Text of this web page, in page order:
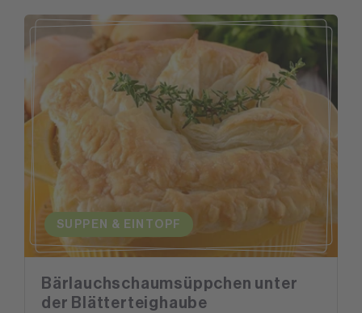
SUPPEN & EINTOPF
Bärlauchschaumsüppchen unter
der Blätterteighaube